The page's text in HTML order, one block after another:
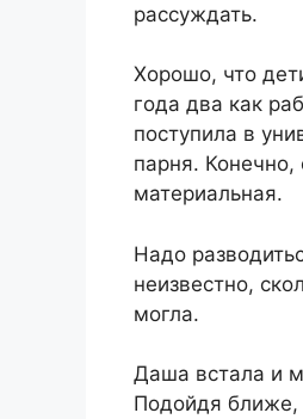
рассуждать.
Хорошо, что
года два как
поступила в
парня.
материальная.
Надо
неизвестно,
могла.
Даша встала и
Подойдя ближе,